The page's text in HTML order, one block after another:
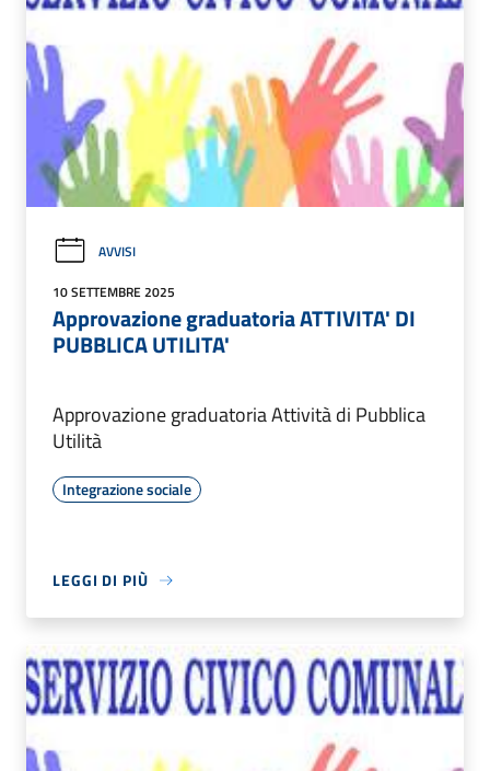
AVVISI
10 SETTEMBRE 2025
Approvazione graduatoria ATTIVITA' DI
PUBBLICA UTILITA'
Approvazione graduatoria Attività di Pubblica
Utilità
Integrazione sociale
LEGGI DI PIÙ